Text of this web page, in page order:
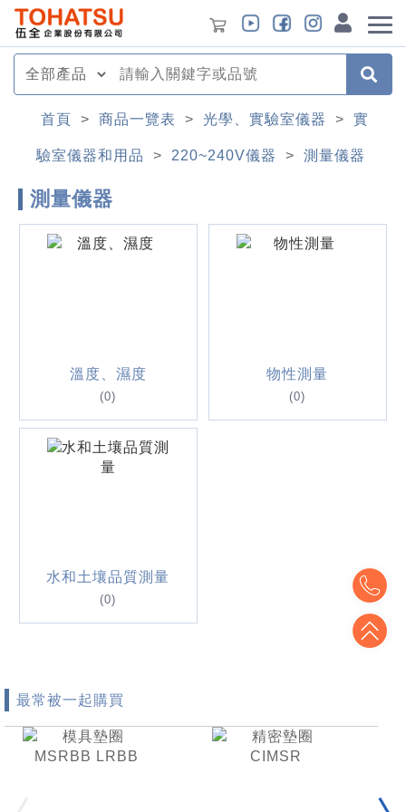
首頁 > 商品一覽表 > 光學、實驗室儀器 > 實
驗室儀器和用品 > 220~240V儀器 > 測量儀器
測量儀器
溫度、濕度
(0)
物性測量
(0)
水和土壤品質測量
(0)
最常被一起購買